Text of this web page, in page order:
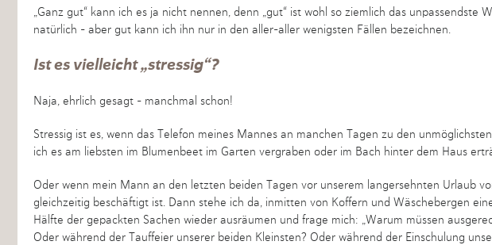
„Ganz gut“ kann ich es ja nicht nennen, denn „gut“ ist wohl so ziemlich das unpassendste
natürlich – aber gut kann ich ihn nur in den aller-aller wenigsten Fällen bezeichnen.
Ist es vielleicht „stressig“?
Naja, ehrlich gesagt – manchmal schon!
Stressig ist es, wenn das Telefon meines Mannes an manchen Tagen zu den
ich es am liebsten im Blumenbeet im Garten vergraben oder im Bach hinter dem Haus
Oder wenn mein Mann an den letzten beiden Tagen vor unserem langersehnten Urlaub
gleichzeitig beschäftigt ist. Dann stehe ich da, inmitten von Koffern und Wäschebergen
Hälfte der gepackten Sachen wieder ausräumen und frage mich: „Warum müssen
Oder während der Tauffeier unserer beiden Kleinsten? Oder während der Einschulung